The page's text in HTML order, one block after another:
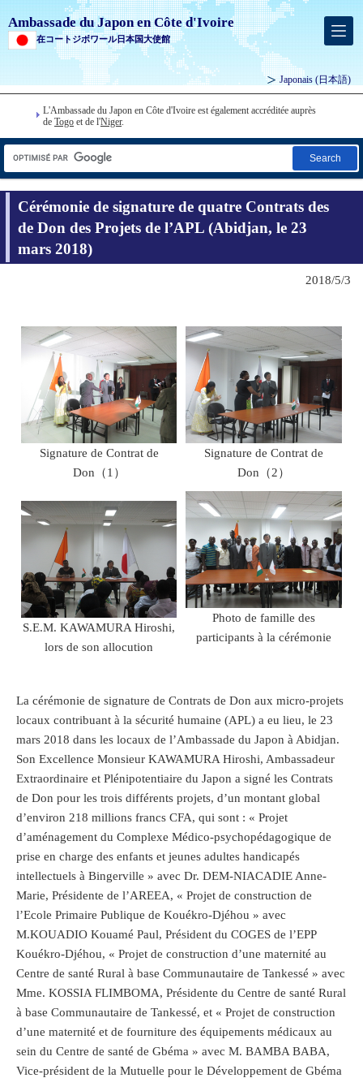
Ambassade du Japon en Côte d'Ivoire
在コートジボワール日本国大使館
Japonais (日本語)
L'Ambassade du Japon en Côte d'Ivoire est également accréditée auprès
de Togo et de l'Niger.
Search
Cérémonie de signature de quatre Contrats des
de Don des Projets de l’APL (Abidjan, le 23
mars 2018)
2018/5/3
Signature de Contrat de
Don（1）
Signature de Contrat de
Don（2）
S.E.M. KAWAMURA Hiroshi,
lors de son allocution
Photo de famille des
participants à la cérémonie
La cérémonie de signature de Contrats de Don aux micro-projets
locaux contribuant à la sécurité humaine (APL) a eu lieu, le 23
mars 2018 dans les locaux de l’Ambassade du Japon à Abidjan.
Son Excellence Monsieur KAWAMURA Hiroshi, Ambassadeur
Extraordinaire et Plénipotentiaire du Japon a signé les Contrats
de Don pour les trois différents projets, d’un montant global
d’environ 218 millions francs CFA, qui sont : « Projet
d’aménagement du Complexe Médico-psychopédagogique de
prise en charge des enfants et jeunes adultes handicapés
intellectuels à Bingerville » avec Dr. DEM-NIACADIE Anne-
Marie, Présidente de l’AREEA, « Projet de construction de
l’Ecole Primaire Publique de Kouékro-Djéhou » avec
M.KOUADIO Kouamé Paul, Président du COGES de l’EPP
Kouékro-Djéhou, « Projet de construction d’une maternité au
Centre de santé Rural à base Communautaire de Tankessé » avec
Mme. KOSSIA FLIMBOMA, Présidente du Centre de santé Rural
à base Communautaire de Tankessé, et « Projet de construction
d’une maternité et de fourniture des équipements médicaux au
sein du Centre de santé de Gbéma » avec M. BAMBA BABA,
Vice-président de la Mutuelle pour le Développement de Gbéma